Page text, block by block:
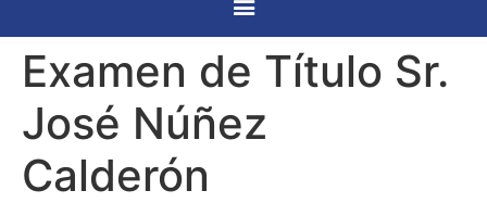
Examen de Título Sr.
José Núñez
Calderón